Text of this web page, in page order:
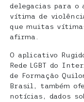
delegacias para o
vítima de
que muitas
afirma.
O aplicativo
Rede LGBT do
de Formação
Brasil, também
notícias, dados